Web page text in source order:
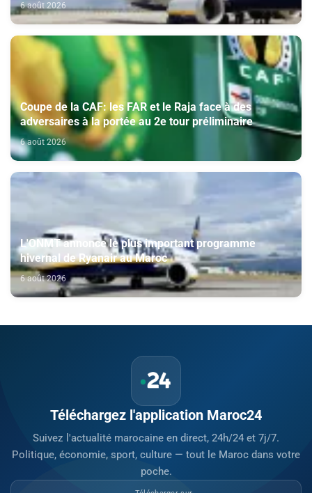
6 août 2026
Coupe de la CAF: les FAR et le Raja face à des
adversaires à la portée au 2e tour préliminaire
6 août 2026
L'ONMT annonce le plus important programme
hivernal de Ryanair au Maroc
6 août 2026
Téléchargez l'application Maroc24
Suivez l'actualité marocaine en direct, 24h/24 et 7j/7.
Politique, économie, sport, culture — tout le Maroc dans votre
poche.